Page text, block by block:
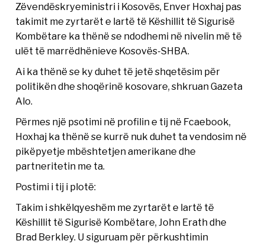
Zëvendëskryeministri i Kosovës, Enver Hoxhaj pas
takimit me zyrtarët e lartë të Këshillit të Sigurisë
Kombëtare ka thënë se ndodhemi në nivelin më të
ulët të marrëdhënieve Kosovës-SHBA.
Ai ka thënë se ky duhet të jetë shqetësim për
politikën dhe shoqërinë kosovare, shkruan Gazeta
Alo.
Përmes një psotimi në profilin e tij në Fcaebook,
Hoxhaj ka thënë se kurrë nuk duhet ta vendosim në
pikëpyetje mbështetjen amerikane dhe
partneritetin me ta.
Postimi i tij i plotë:
Takim i shkëlqyeshëm me zyrtarët e lartë të
Këshillit të Sigurisë Kombëtare, John Erath dhe
Brad Berkley. U siguruam për përkushtimin